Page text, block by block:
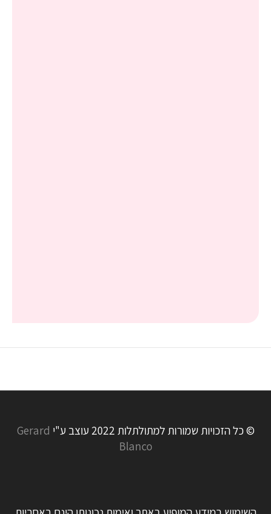
© כל הזכויות שמורות למתולתלות 2022 עוצב ע"י
Gerard
Blanco